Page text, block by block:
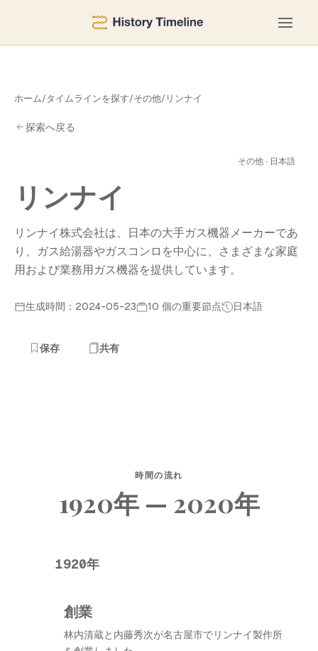
ホーム/タイムラインを探す/その他/リンナイ
探索へ戻る
その他 · 日本語
リンナイ
リンナイ株式会社は、日本の大手ガス機器メーカーであ
り、ガス給湯器やガスコンロを中心に、さまざまな家庭
用および業務用ガス機器を提供しています。
生成時間：2024-05-23 10 個の重要節点 日本語
保存 共有
時間の流れ
1920年 — 2020年
1920年
創業
林内清蔵と内藤秀次が名古屋市でリンナイ製作所